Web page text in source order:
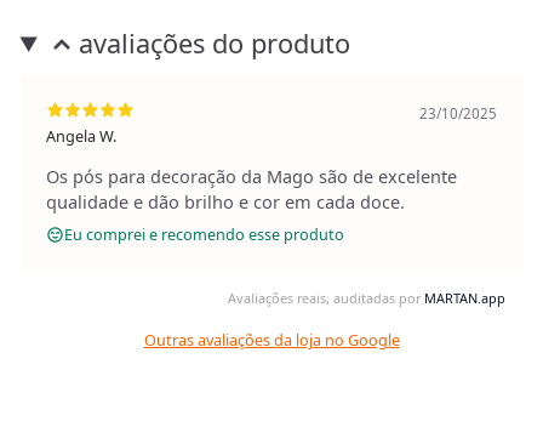
avaliações do produto
Angela W.
23/10/2025
Os pós para decoração da Mago são de excelente
qualidade e dão brilho e cor em cada doce.
Eu comprei e recomendo esse produto
Avaliações reais, auditadas por MARTAN.app
Outras avaliações da loja no Google